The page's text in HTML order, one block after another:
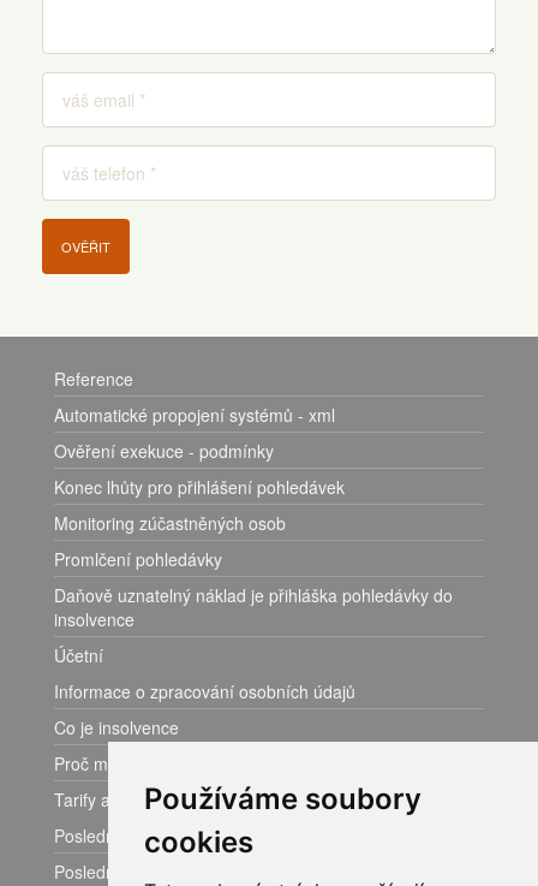
Používáme soubory
cookies
OVĚŘIT
Reference
Automatické propojení systémů - xml
Ověření exekuce - podmínky
Konec lhůty pro přihlášení pohledávek
Monitoring zúčastněných osob
Promlčení pohledávky
Daňově uznatelný náklad je přihláška pohledávky do
insolvence
Účetní
Informace o zpracování osobních údajů
Co je insolvence
Proč monitoring
Tarify a ceník
Poslední aktualizace dat: 09.08. v 12:25
Poslední záznam v insolvenčním rejstříku: 09.08. v